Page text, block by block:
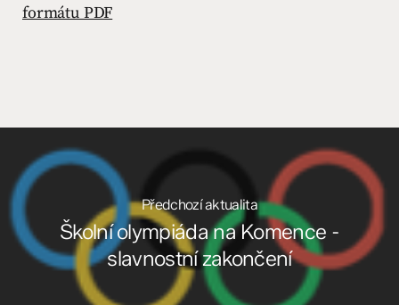
formátu PDF
Předchozí aktualita
Školní olympiáda na Komence -
slavnostní zakončení